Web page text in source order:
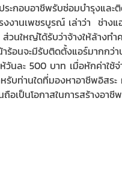
ะกอบอาชีพรับซ่อมบำรุงแล
งานเพชรบูรณ์ เล่าว่า ช่าง
นใหญ่ไ้ด้รับว่าจ้างให้ล้างท
ร้อนจะมีรับติดตั้งแอร์มาก
วันละ 500 บาท เมื่อหักค่าใ
บท่านใดที่มองหาอาชีพอิสร
อเป็นโอกาสในการสร้างอา